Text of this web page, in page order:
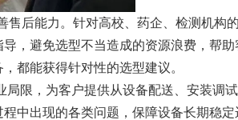
后能力。针对高校、药企、检测机构
，避免选型不当造成的资源浪费，帮
都能获得针对性的选型建议。
限，为客户提供从设备配送、安装调
中出现的各类问题，保障设备长期稳